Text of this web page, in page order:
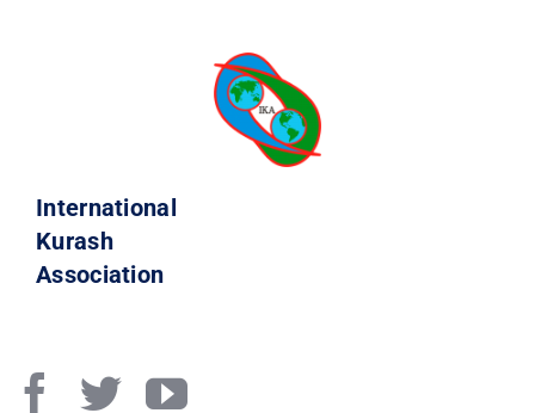
International
Kurash
Association